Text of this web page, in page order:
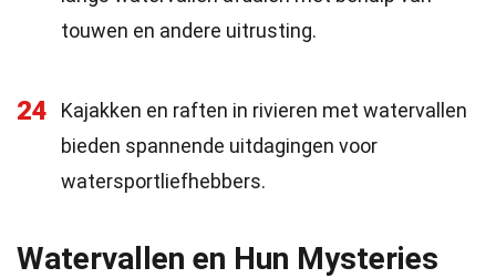
touwen en andere uitrusting.
24
Kajakken en raften in rivieren met watervallen
bieden spannende uitdagingen voor
watersportliefhebbers.
Watervallen en Hun Mysteries